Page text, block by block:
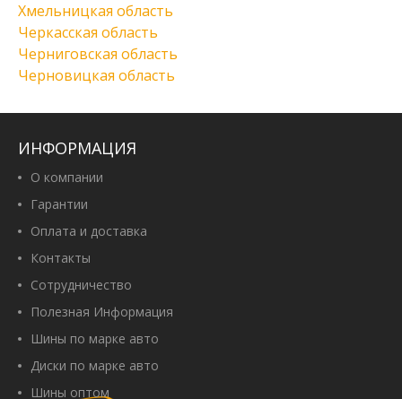
Хмельницкая область
Черкасская область
Черниговская область
Черновицкая область
ИНФОРМАЦИЯ
О компании
Гарантии
Оплата и доставка
Контакты
Сотрудничество
Полезная Информация
Шины по марке авто
Диски по марке авто
Шины оптом